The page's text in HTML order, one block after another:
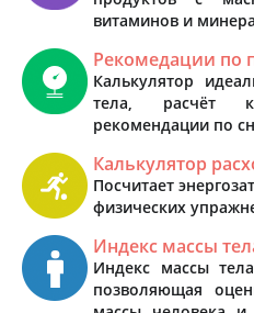
витаминов и
Рекомедации по
Калькулятор
тела, расчёт
рекомендации по
Калькулятор
Посчитает
физических
Индекс массы
Индекс массы
позволяющая